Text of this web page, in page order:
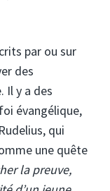
par ou sur
des
Il y a des
évangélique,
qui
une quête
la preuve,